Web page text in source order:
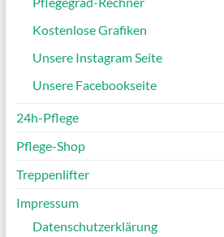
Kostenlose Grafiken
Unsere Instagram Seite
Unsere Facebookseite
24h-Pflege
Pflege-Shop
Treppenlifter
Impressum
Datenschutzerklärung